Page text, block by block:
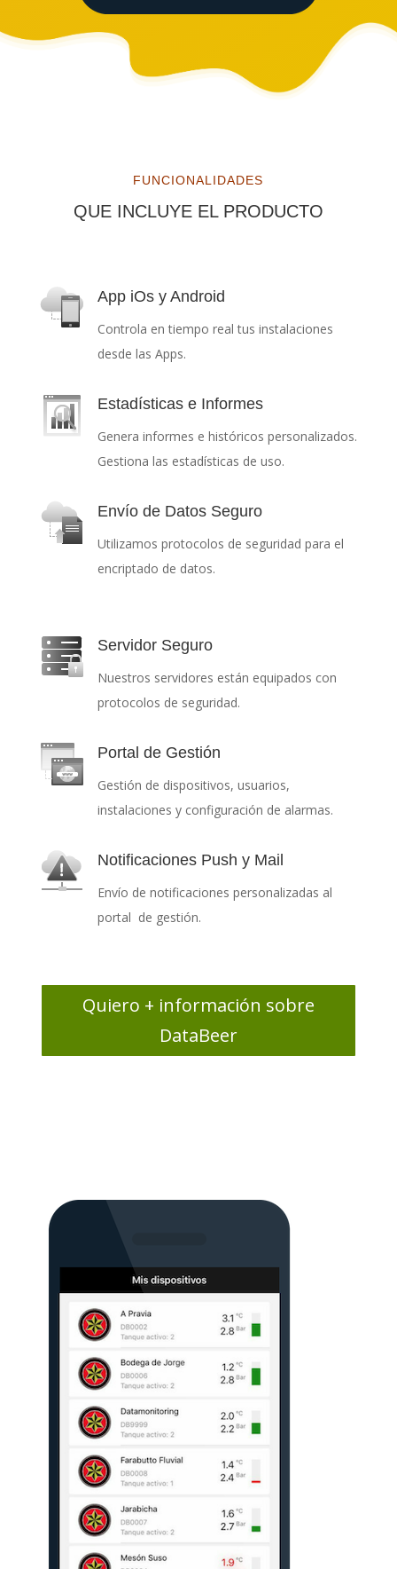
FUNCIONALIDADES
QUE INCLUYE EL PRODUCTO
App iOs y Android
Controla en tiempo real tus instalaciones
desde las Apps.
Estadísticas e Informes
Genera informes e históricos personalizados.
Gestiona las estadísticas de uso.
Envío de Datos Seguro
Utilizamos protocolos de seguridad para el
encriptado de datos.
Servidor Seguro
Nuestros servidores están equipados con
protocolos de seguridad.
Portal de Gestión
Gestión de dispositivos, usuarios,
instalaciones y configuración de alarmas.
Notificaciones Push y Mail
Envío de notificaciones personalizadas al
portal de gestión.
Quiero + información sobre
DataBeer